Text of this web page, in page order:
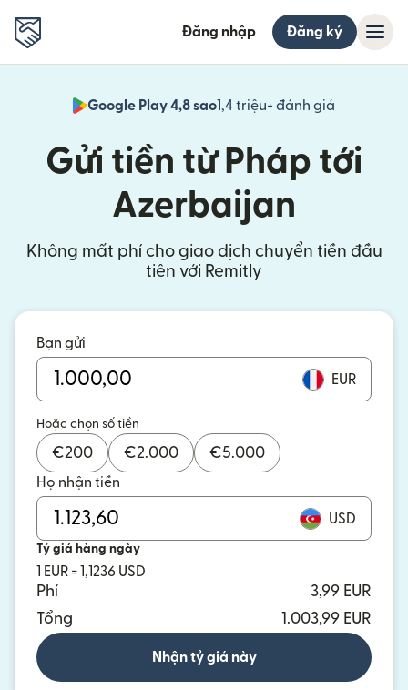
Đăng nhập Đăng ký
Google Play 4,8 sao1,4 triệu+ đánh giá
Gửi tiền từ Pháp tới
Azerbaijan
Không mất phí cho giao dịch chuyển tiền đầu
tiên với Remitly
Bạn gửi
EUR
Hoặc chọn số tiền
€200 €2.000 €5.000
Họ nhận tiền
USD
Tỷ giá hàng ngày
1 EUR = 1,1236 USD
Phí
3,99 EUR
Tổng
1.003,99 EUR
Nhận tỷ giá này